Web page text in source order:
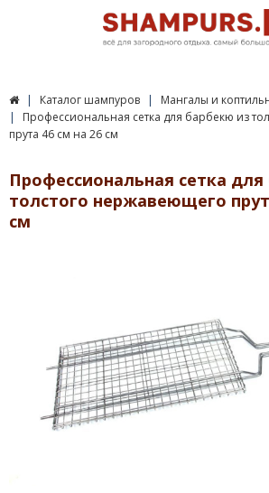
Каталог шампуров Мангалы и
Профессиональная сетка для барбекю из
прута 46 см на 26 см
Профессиональная сетка
толстого нержавеющего
см